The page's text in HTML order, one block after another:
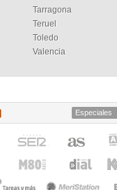
Tarragona
Teruel
Toledo
Valencia
Especiales